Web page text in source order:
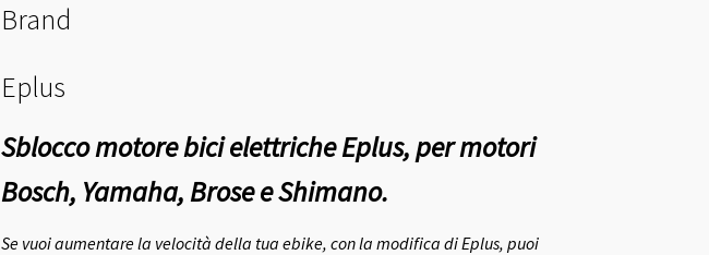
Brand
Eplus
Sblocco motore bici elettriche Eplus, per motori
Bosch, Yamaha, Brose e Shimano.
Se vuoi aumentare la velocità della tua ebike, con la modifica di Eplus, puoi